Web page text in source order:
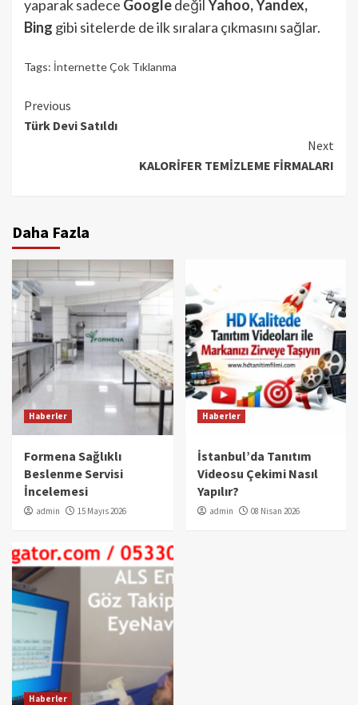
yaparak sadece Googledeğil Yahoo, Yandex,
Bing gibi sitelerde de ilk sıralara çıkmasını sağlar.
Tags: İnternette Çok Tıklanma
Continue
Reading
Previous
Türk Devi Satıldı
Next
KALORİFER TEMİZLEME FİRMALARI
Daha Fazla
Haberler
Formena Sağlıklı
Beslenme Servisi
İncelemesi
admin 15 Mayıs 2026
Haberler
İstanbul’da Tanıtım
Videosu Çekimi Nasıl
Yapılır?
admin 08 Nisan 2026
Haberler